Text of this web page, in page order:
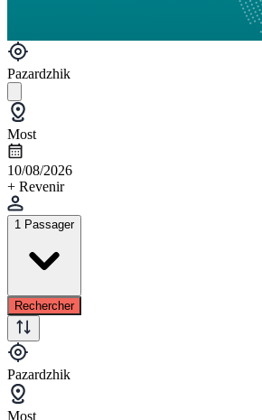
Pazardzhik
Most
10/08/2026
+ Revenir
1 Passager
Rechercher
Pazardzhik
Most